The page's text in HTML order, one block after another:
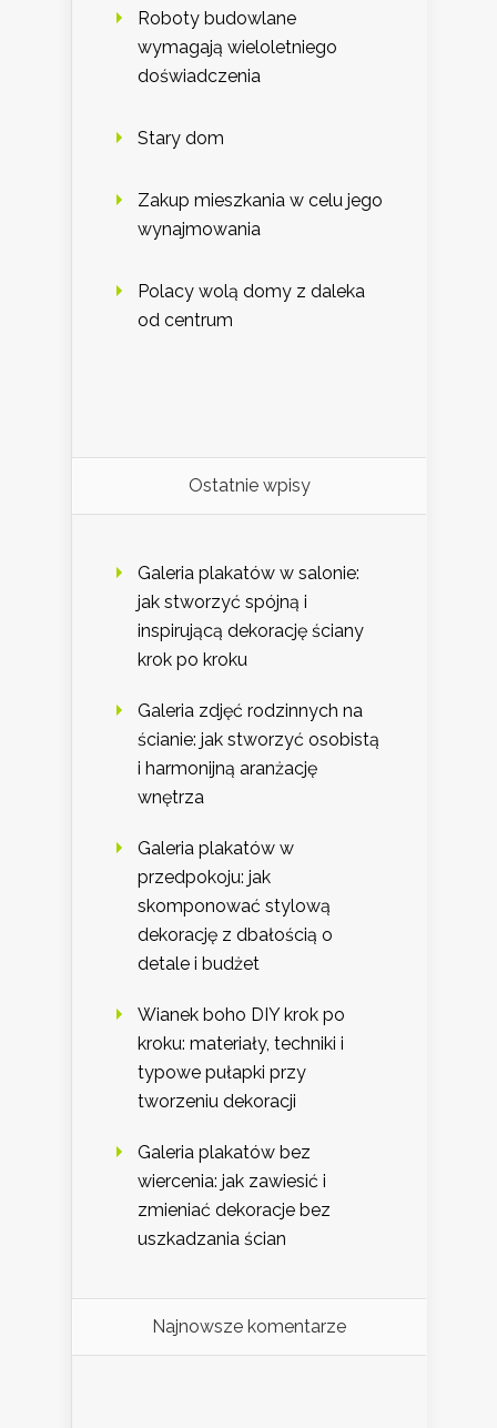
Roboty budowlane
wymagają wieloletniego
doświadczenia
Stary dom
Zakup mieszkania w celu jego
wynajmowania
Polacy wolą domy z daleka
od centrum
Ostatnie wpisy
Galeria plakatów w salonie:
jak stworzyć spójną i
inspirującą dekorację ściany
krok po kroku
Galeria zdjęć rodzinnych na
ścianie: jak stworzyć osobistą
i harmonijną aranżację
wnętrza
Galeria plakatów w
przedpokoju: jak
skomponować stylową
dekorację z dbałością o
detale i budżet
Wianek boho DIY krok po
kroku: materiały, techniki i
typowe pułapki przy
tworzeniu dekoracji
Galeria plakatów bez
wiercenia: jak zawiesić i
zmieniać dekoracje bez
uszkadzania ścian
Najnowsze komentarze